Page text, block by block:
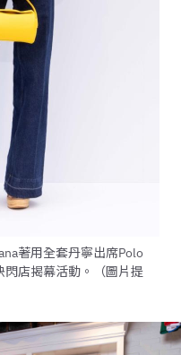
著用全套丹寧出席Polo
閃店揭幕活動。（圖片提